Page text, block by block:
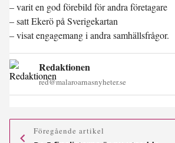
– varit en god förebild för andra företagare
– satt Ekerö på Sverigekartan
– visat engagemang i andra samhällsfrågor.
Redaktionen
red@malaroarnasnyheter.se
Föregående artikel